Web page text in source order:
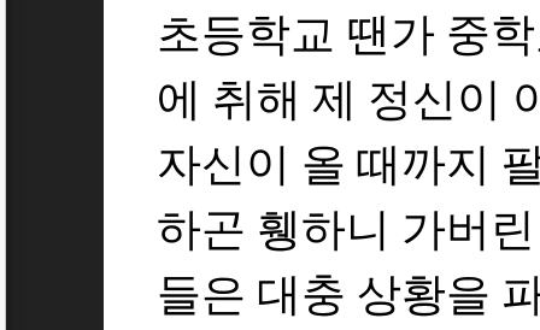
초등학교 땐가 중
에 취해 제 정신이
자신이 올 때까지
하곤 휑하니 가버
들은 대충 상황을